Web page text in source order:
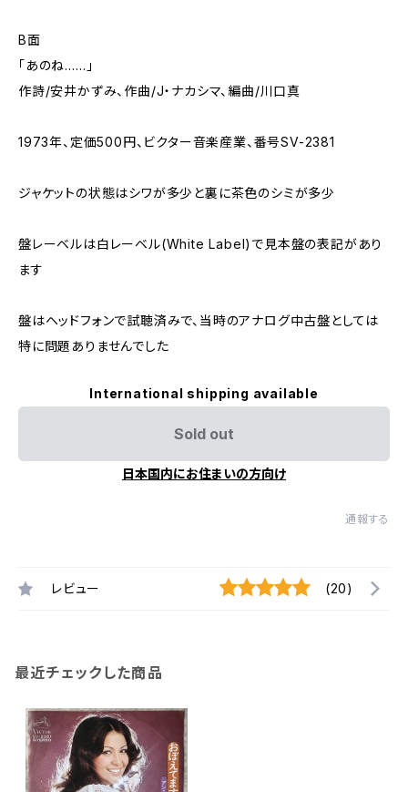
B面
「あのね……」
作詩/安井かずみ、作曲/J・ナカシマ、編曲/川口真
1973年、定価500円、ビクター音楽産業、番号SV-2381
ジャケットの状態はシワが多少と裏に茶色のシミが多少
盤レーベルは白レーベル(White Label)で見本盤の表記があり
ます
盤はヘッドフォンで試聴済みで、当時のアナログ中古盤としては
特に問題ありませんでした
International shipping available
Sold out
日本国内にお住まいの方向け
通報する
レビュー (20)
最近チェックした商品